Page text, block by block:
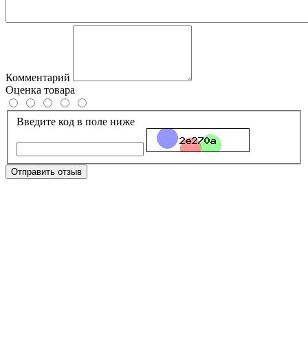
Комментарий
Оценка товара
Введите код в поле ниже
Отправить отзыв